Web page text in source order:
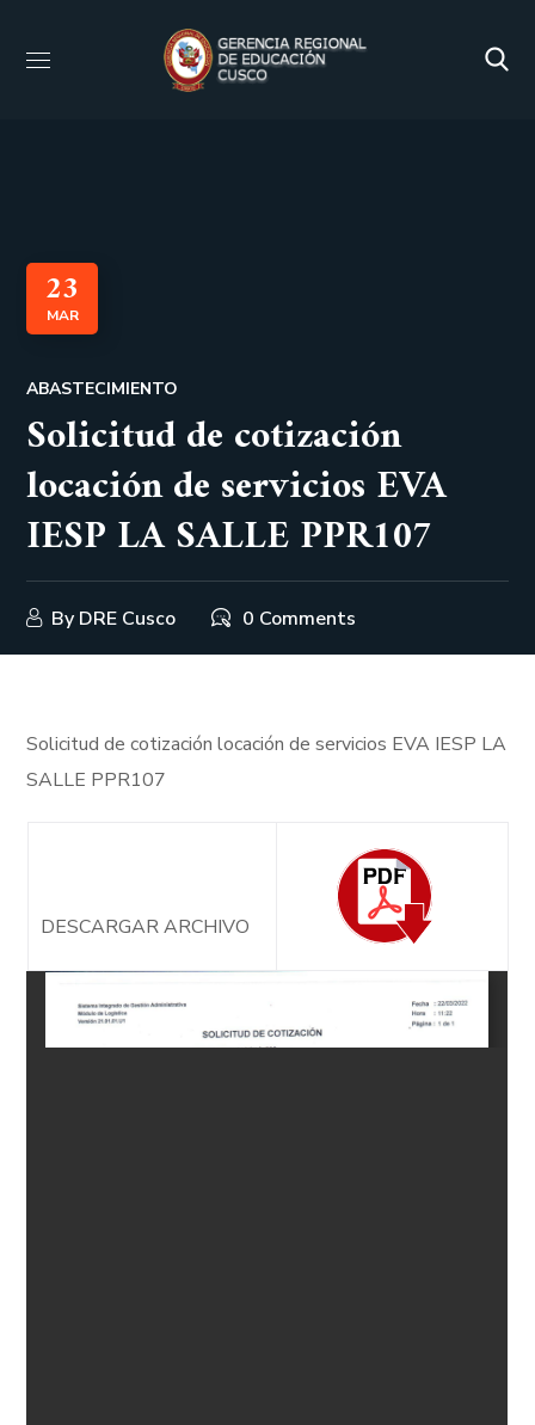
23
MAR
ABASTECIMIENTO
Solicitud de cotización
locación de servicios EVA
IESP LA SALLE PPR107
By DRE Cusco 0 Comments
Solicitud de cotización locación de servicios EVA IESP LA
SALLE PPR107
DESCARGAR ARCHIVO